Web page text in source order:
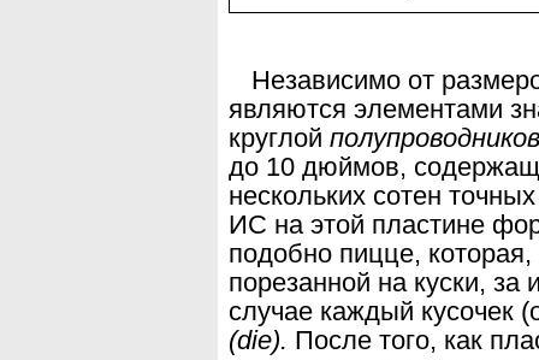
Независимо от
являются элементами
круглой
до 10 дюймов,
нескольких сотен
ИС на этой пластине
подобно пицце,
порезанной на куски, за
случае каждый кусочек
(die). После того, как